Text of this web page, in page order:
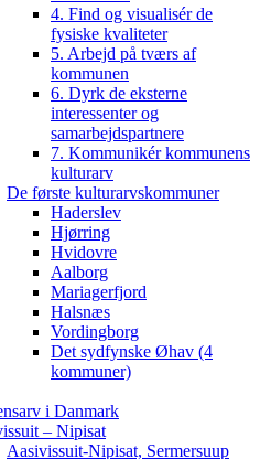
4. Find og visualisér de
fysiske kvaliteter
5. Arbejd på tværs af
kommunen
6. Dyrk de eksterne
interessenter og
samarbejdspartnere
7. Kommunikér kommunens
kulturarv
De første kulturarvskommuner
Haderslev
Hjørring
Hvidovre
Aalborg
Mariagerfjord
Halsnæs
Vordingborg
Det sydfynske Øhav (4
kommuner)
i Danmark
– Nipisat
Aasivissuit-Nipisat, Sermersuup